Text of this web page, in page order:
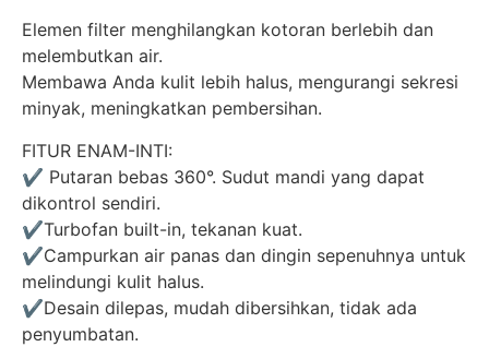
Elemen filter menghilangkan kotoran berlebih dan
melembutkan air.
Membawa Anda kulit lebih halus, mengurangi sekresi
minyak, meningkatkan pembersihan.
FITUR ENAM-INTI:
✔️ Putaran bebas 360°. Sudut mandi yang dapat
dikontrol sendiri.
✔️Turbofan built-in, tekanan kuat.
✔️Campurkan air panas dan dingin sepenuhnya untuk
melindungi kulit halus.
✔️Desain dilepas, mudah dibersihkan, tidak ada
penyumbatan.